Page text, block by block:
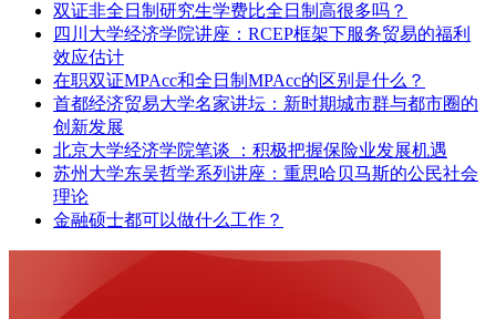
双证非全日制研究生学费比全日制高很多吗？
四川大学经济学院讲座：RCEP框架下服务贸易的福利
效应估计
在职双证MPAcc和全日制MPAcc的区别是什么？
首都经济贸易大学名家讲坛：新时期城市群与都市圈的
创新发展
北京大学经济学院笔谈 ：积极把握保险业发展机遇
苏州大学东吴哲学系列讲座：重思哈贝马斯的公民社会
理论
金融硕士都可以做什么工作？